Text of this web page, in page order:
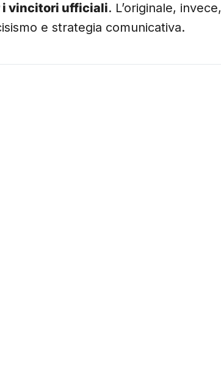
i vincitori ufficiali. L’originale, invece,
e strategia comunicativa.